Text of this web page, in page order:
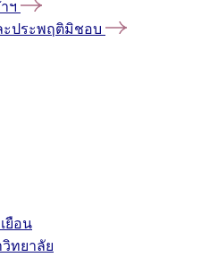
ฯ
ะประพฤติมิชอบ
ยือน
ทยาลัย